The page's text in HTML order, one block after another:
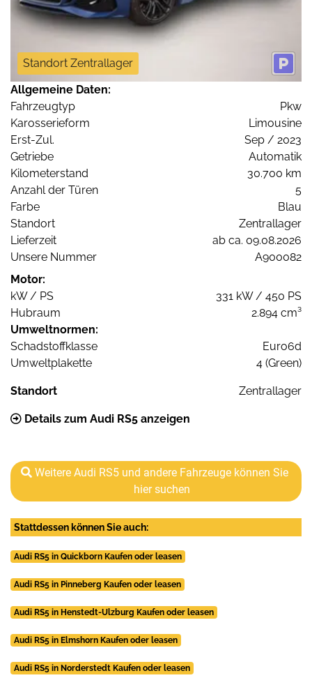
Standort Zentrallager
Allgemeine Daten:
Fahrzeugtyp
Pkw
Karosserieform
Limousine
Erst-Zul.
Sep / 2023
Getriebe
Automatik
Kilometerstand
30.700 km
Anzahl der Türen
5
Farbe
Blau
Standort
Zentrallager
Lieferzeit
ab ca. 09.08.2026
Unsere Nummer
A900082
Motor:
kW / PS
331 kW / 450 PS
Hubraum
2.894 cm³
Umweltnormen:
Schadstoffklasse
Euro6d
Umweltplakette
4 (Green)
Standort Zentrallager
Details zum Audi RS5 anzeigen
Weitere Audi RS5 und andere Fahrzeuge können Sie
hier suchen
Stattdessen können Sie auch:
Audi RS5 in Quickborn Kaufen oder leasen
Audi RS5 in Pinneberg Kaufen oder leasen
Audi RS5 in Henstedt-Ulzburg Kaufen oder leasen
Audi RS5 in Elmshorn Kaufen oder leasen
Audi RS5 in Norderstedt Kaufen oder leasen